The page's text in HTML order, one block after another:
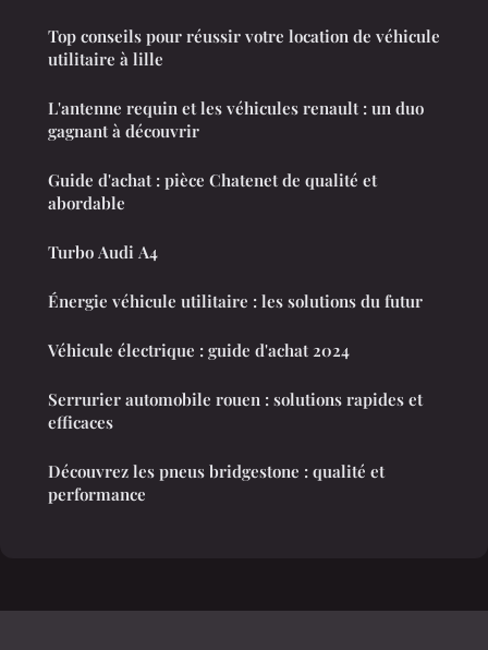
Top conseils pour réussir votre location de véhicule
utilitaire à lille
L'antenne requin et les véhicules renault : un duo
gagnant à découvrir
Guide d'achat : pièce Chatenet de qualité et
abordable
Turbo Audi A4
Énergie véhicule utilitaire : les solutions du futur
Véhicule électrique : guide d'achat 2024
Serrurier automobile rouen : solutions rapides et
efficaces
Découvrez les pneus bridgestone : qualité et
performance